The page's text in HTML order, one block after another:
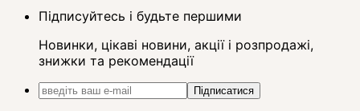
Підписуйтесь і будьте першими
Новинки, цікаві новини, акції і розпродажі,
знижки та рекомендації
Підписатися